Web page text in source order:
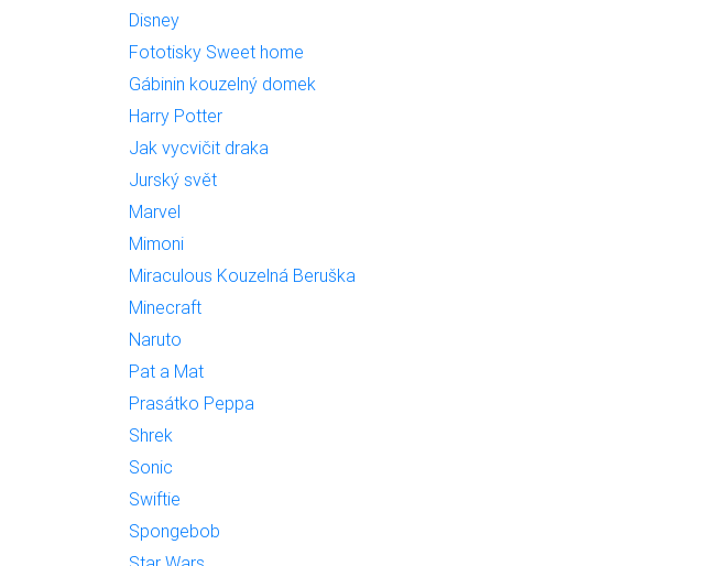
Disney
Fototisky Sweet home
Gábinin kouzelný domek
Harry Potter
Jak vycvičit draka
Jurský svět
Marvel
Mimoni
Miraculous Kouzelná Beruška
Minecraft
Naruto
Pat a Mat
Prasátko Peppa
Shrek
Sonic
Swiftie
Spongebob